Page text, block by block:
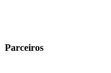
Parceiros